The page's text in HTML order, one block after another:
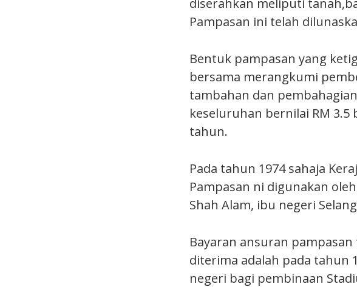
diserahkan meliputi
Pampasan ini telah
Bentuk pampasan yang
bersama merangkumi
tambahan dan
keseluruhan bernilai RM
tahun.
Pada tahun 1974 sahaja
Pampasan ni digunakan
Shah Alam, ibu negeri
Bayaran ansuran
diterima adalah pada tahun
negeri bagi pembinaan